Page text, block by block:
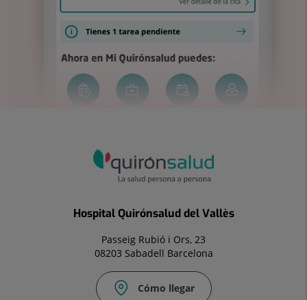
Hospital Quirónsalud del Vallès
Passeig Rubió i Ors, 23
08203 Sabadell Barcelona
Cómo llegar